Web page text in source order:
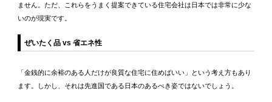
ません。ただ、これらをうまく提案できている住宅会社は日本では非常に少な
いのが現実です。
ぜいたく品 vs 省エネ性
「金銭的に余裕のある人だけが良質な住宅に住めばいい」という考え方もあり
ます。しかし、それは先進国である日本のあるべき姿ではないでしょう。